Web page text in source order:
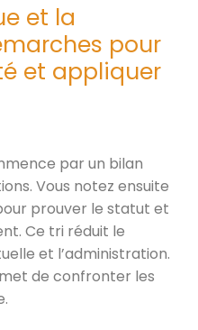
et la
pour
et appliquer
par un bilan
Vous notez ensuite
prouver le statut et
Ce tri réduit le
et l’administration.
de confronter les